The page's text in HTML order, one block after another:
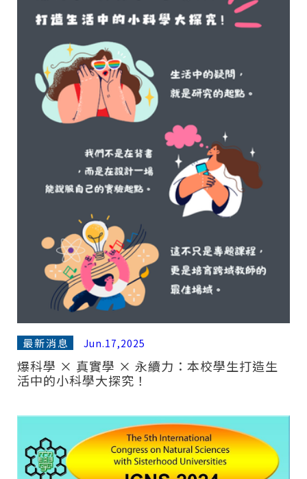
最新消息 Jun.17,2025
爆科學 × 真實學 × 永續力：本校學生打造生
活中的小科學大探究！